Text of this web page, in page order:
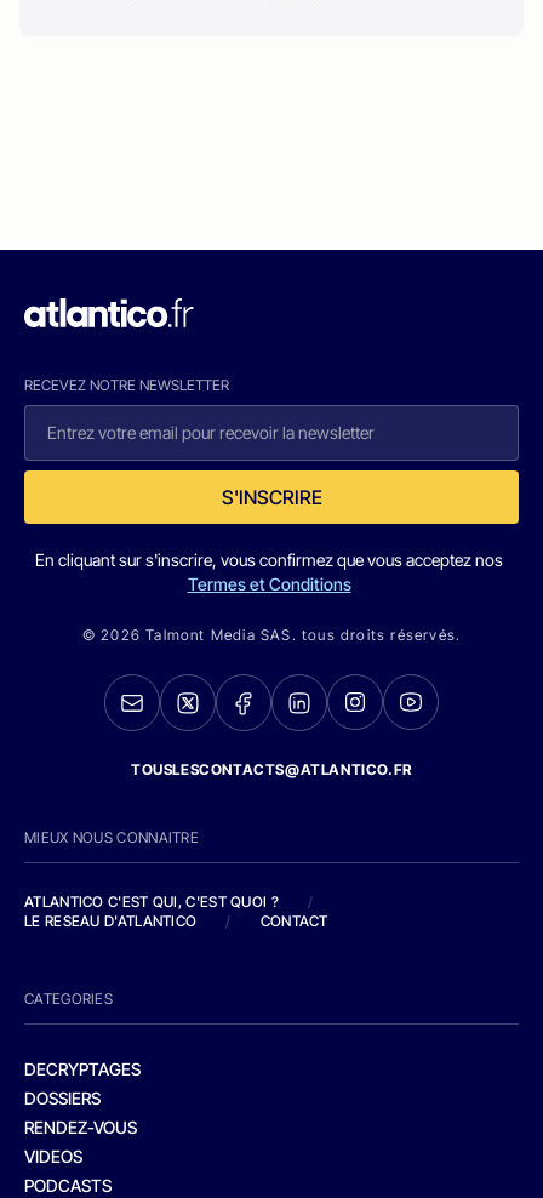
RECEVEZ NOTRE NEWSLETTER
S'INSCRIRE
En cliquant sur s'inscrire, vous confirmez que vous acceptez nos
Termes et Conditions
© 2026 Talmont Media SAS. tous droits réservés.
TOUSLESCONTACTS@ATLANTICO.FR
MIEUX NOUS CONNAITRE
ATLANTICO C'EST QUI, C'EST QUOI ?
/
LE RESEAU D'ATLANTICO
/ CONTACT
CATEGORIES
DECRYPTAGES
DOSSIERS
RENDEZ-VOUS
VIDEOS
PODCASTS